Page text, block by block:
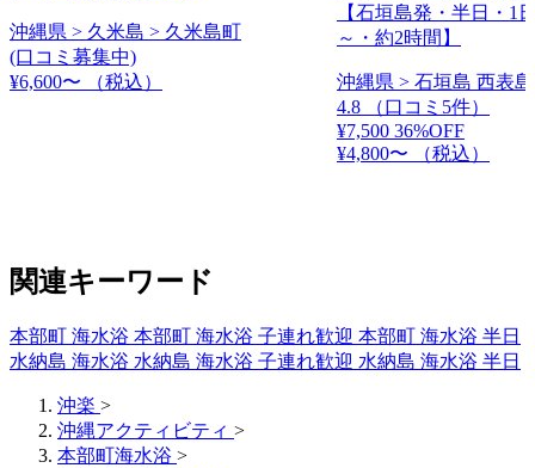
沖縄県 > 久米島 > 久米島町
(口コミ募集中)
¥6,600〜
（税込）
【石垣島発・半日・1
～・約2時間】
沖縄県 > 石垣島 西表
4.8
（口コミ5件）
¥7,500 36%OFF
¥4,800〜
（税込）
関連キーワード
本部町 海水浴 本部町 海水浴 子連れ歓迎 本部町 海水浴 半日
水納島 海水浴 水納島 海水浴 子連れ歓迎 水納島 海水浴 半日
沖楽 >
沖縄アクティビティ >
本部町海水浴 >